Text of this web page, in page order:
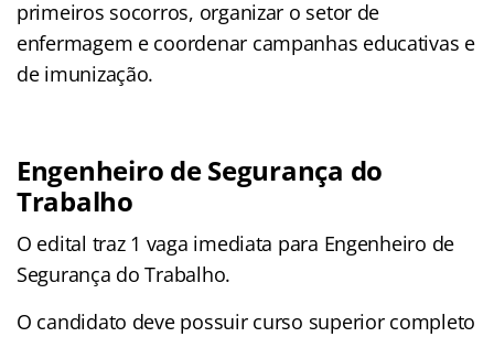
primeiros socorros, organizar o setor de
enfermagem e coordenar campanhas educativas e
de imunização.
Engenheiro de Segurança do
Trabalho
O edital traz 1 vaga imediata para Engenheiro de
Segurança do Trabalho.
O candidato deve possuir curso superior completo